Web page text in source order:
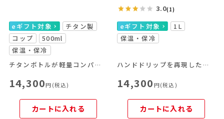
eギフト対象
チタン製
コップ
500ml
保温・保冷
チタンボトルが軽量コンパクトに進化して新登場！！
14,300円(税込)
カートに入れる
3.0(1)
eギフト対象
1L
保温・保冷
ハンドドリップを再現した、「スパイラルドリップ方式」を採用。煮詰まらずに保温できるので、ポットを持ち運べば家中がどこでもカフェに。
14,300 円(税込)
カートに入れる